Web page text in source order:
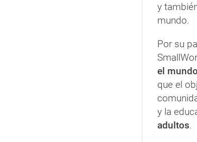
y
mundo.
Por su
el
que el
y la
adultos.